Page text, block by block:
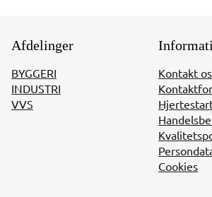
Afdelinger
BYGGERI
INDUSTRI
VVS
Kontakt os
Cookies